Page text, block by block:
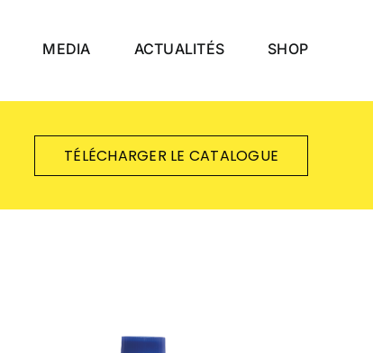
MEDIA ACTUALITÉS SHOP
TÉLÉCHARGER LE CATALOGUE